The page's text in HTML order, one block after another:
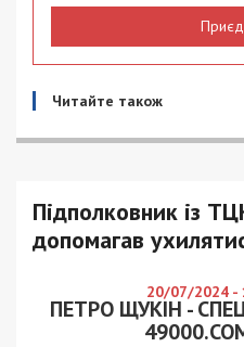
Читайте також
Підполковник із
допомагав
20/07/2024 -
ПЕТРО ЩУКІН -